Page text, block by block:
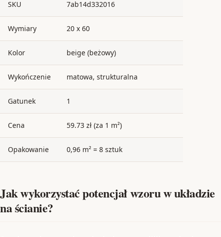
SKU 7ab14d332016
Wymiary 20 x 60
Kolor beige (beżowy)
Wykończenie matowa, strukturalna
Gatunek 1
Cena 59.73 zł (za 1 m²)
Opakowanie 0,96 m² = 8 sztuk
Jak wykorzystać potencjał wzoru w układzie
na ścianie?